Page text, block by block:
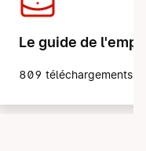
Le guide de
809 téléchargements